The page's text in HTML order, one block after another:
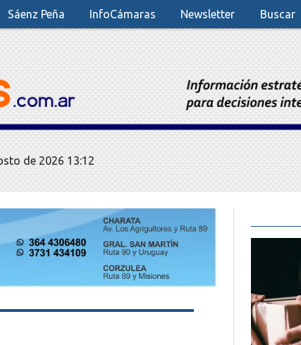
de 2026 13:12
Sáenz Peña InfoCámaras Newsletter Buscar